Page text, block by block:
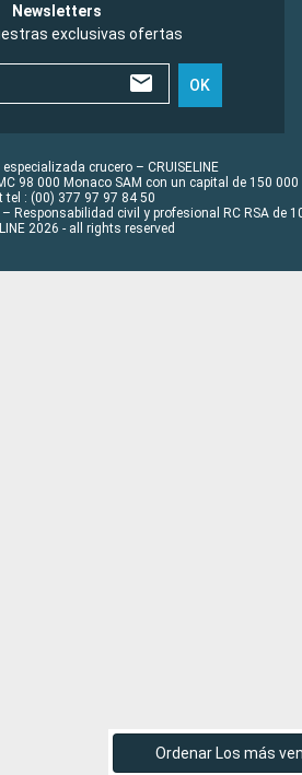
Ordenar Los más
Newsletters
exclusivas ofertas
OK
crucero – CRUISELINE
98 000 Monaco SAM con un capital de 150 000
tel : (00) 377 97 97 84 50
Responsabilidad civil y profesional RC RSA de
2026 - all rights reserved